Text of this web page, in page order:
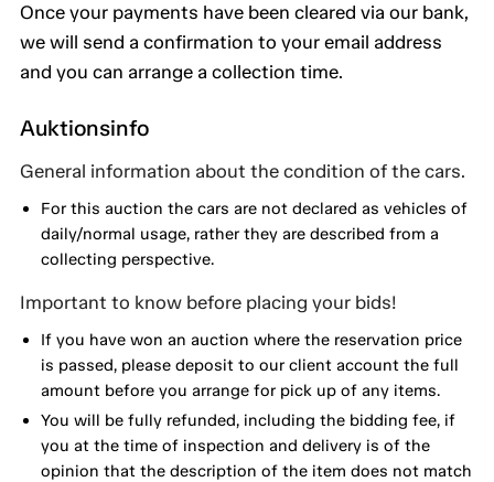
Once your payments have been cleared via our bank,
we will send a confirmation to your email address
and you can arrange a collection time.
Auktionsinfo
General information about the condition of the cars.
For this auction the cars are not declared as vehicles of
daily/normal usage, rather they are described from a
collecting perspective.
Important to know before placing your bids!
If you have won an auction where the reservation price
is passed, please deposit to our client account the full
amount before you arrange for pick up of any items.
You will be fully refunded, including the bidding fee, if
you at the time of inspection and delivery is of the
opinion that the description of the item does not match